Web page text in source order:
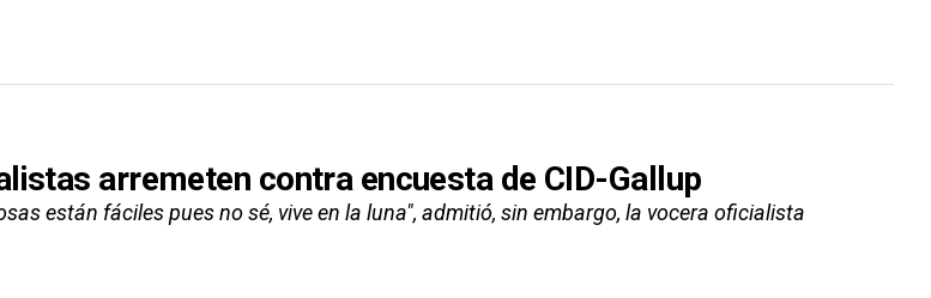
arremeten contra encuesta de CID-Gallup
están fáciles pues no sé, vive en la luna", admitió, sin embargo, la vocera oficialista